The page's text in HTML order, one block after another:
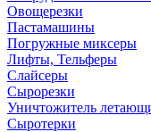
Овощерезки
Пастамашины
Погружные миксеры
Лифты, Тельферы
Слайсеры
Сырорезки
Уничтожитель
Сыротерки